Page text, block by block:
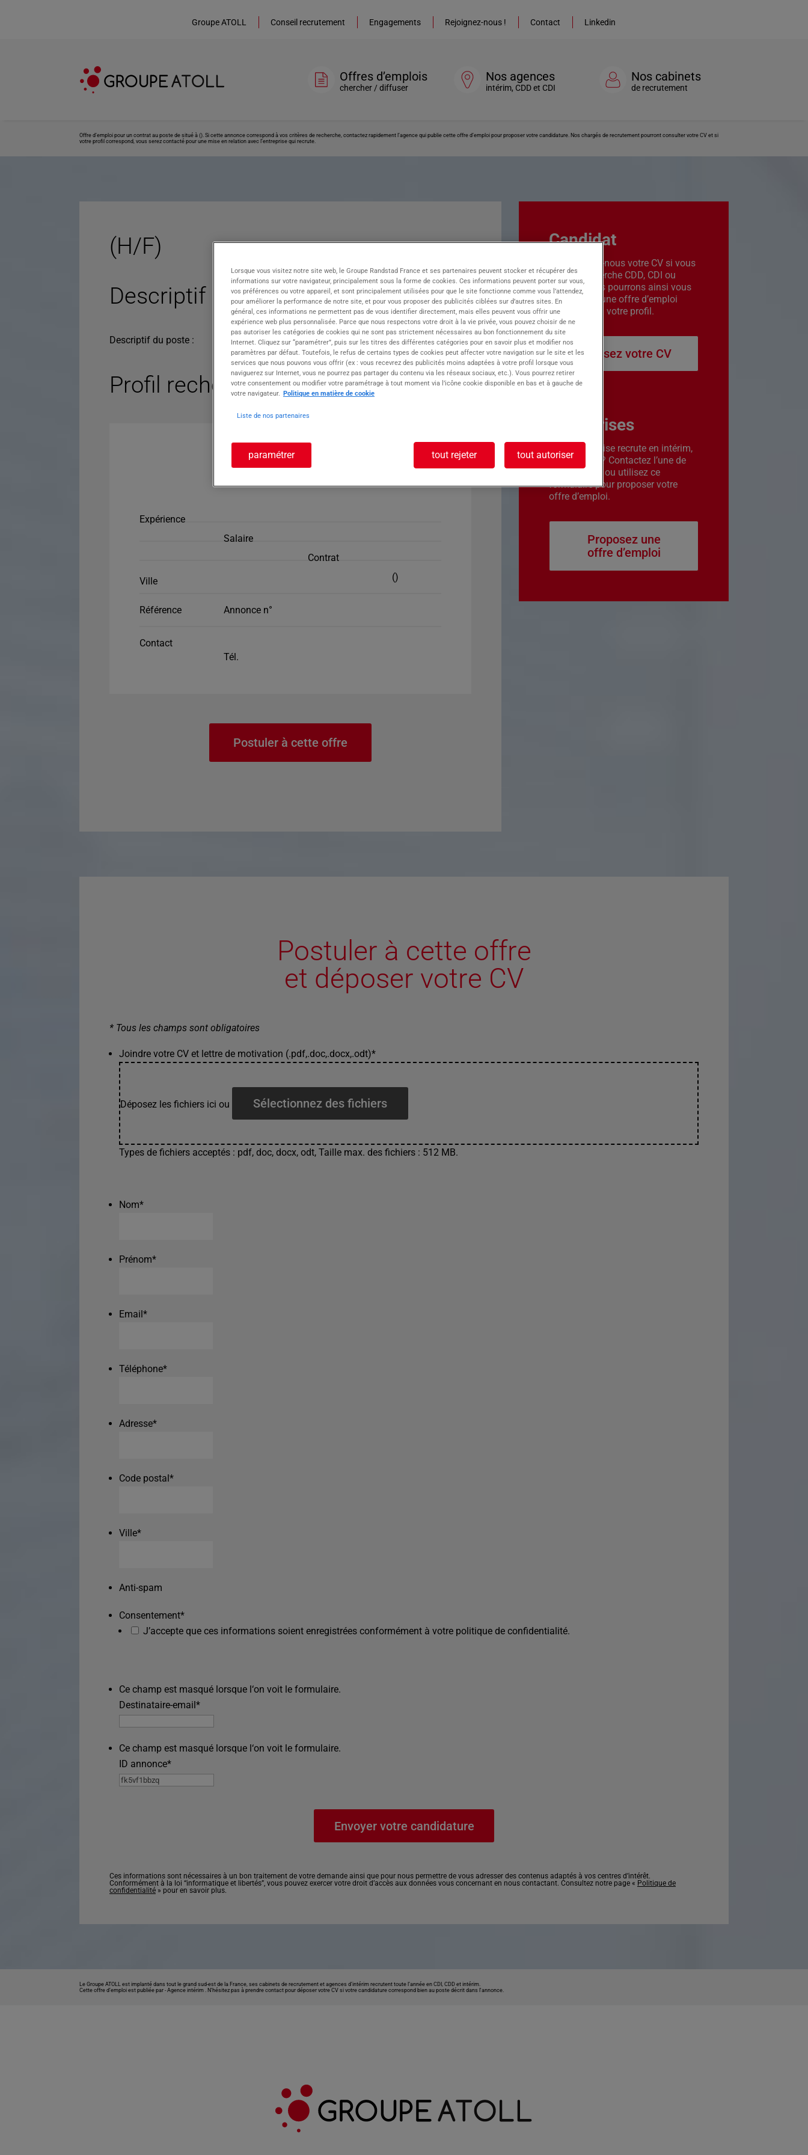
Groupe ATOLL Conseil recrutement Engagements Rejoignez-nous ! Contact Linkedin
Offres d’emplois
chercher / diffuser
Nos agences
intérim, CDD et CDI
Nos cabinets
de recrutement
Offre d’emploi pour un contrat au poste de situé à (). Si cette annonce correspond à vos critères de recherche, contactez rapidement l’agence qui publie cette offre d’emploi pour proposer votre candidature. Nos chargés de recrutement pourront consulter votre CV et si
votre profil correspond, vous serez contacté pour une mise en relation avec l’entreprise qui recrute.
(H/F)
Descriptif du poste :
Descriptif du poste :
Profil recherché
Expérience
Salaire
Contrat
Ville ()
Référence Annonce n°
Contact
Tél.
Postuler à cette offre
Candidat
Transmettez-nous votre CV si vous
êtes en recherche CDD, CDI ou
intérim. Nous pourrons ainsi vous
contacter si une offre d’emploi
correspond à votre profil.
Déposez votre CV
Entreprises
Votre entreprise recrute en intérim,
CDD ou CDI ? Contactez l’une de
nos agences ou utilisez ce
formulaire pour proposer votre
offre d’emploi.
Proposez une
offre d’emploi
Postuler à cette offre
et déposer votre CV
* Tous les champs sont obligatoires
Joindre votre CV et lettre de motivation (.pdf,.doc,.docx,.odt)*
Déposez les fichiers ici ou Sélectionnez des fichiers
Types de fichiers acceptés : pdf, doc, docx, odt, Taille max. des fichiers : 512 MB.
Nom*
Prénom*
Email*
Téléphone*
Adresse*
Code postal*
Ville*
Anti-spam
Consentement*
J’accepte que ces informations soient enregistrées conformément à votre politique de confidentialité.
Ce champ est masqué lorsque l‘on voit le formulaire.
Destinataire-email*
Ce champ est masqué lorsque l‘on voit le formulaire.
ID annonce*
Ces informations sont nécessaires à un bon traitement de votre demande ainsi que pour nous permettre de vous adresser des contenus adaptés à vos centres d’intérêt.
Conformément à la loi “informatique et libertés”, vous pouvez exercer votre droit d’accès aux données vous concernant en nous contactant. Consultez notre page « Politique de
confidentialité » pour en savoir plus.
Le Groupe ATOLL est implanté dans tout le grand sud-est de la France, ses cabinets de recrutement et agences d’intérim recrutent toute l’année en CDI, CDD et intérim.
Cette offre d’emploi est publiée par -Agence intérim . N’hésitez pas à prendre contact pour déposer votre CV si votre candidature correspond bien au poste décrit dans l'annonce.
Lorsque vous visitez notre site web, le Groupe Randstad France et ses partenaires peuvent stocker et récupérer des
informations sur votre navigateur, principalement sous la forme de cookies. Ces informations peuvent porter sur vous,
vos préférences ou votre appareil, et sont principalement utilisées pour que le site fonctionne comme vous l’attendez,
pour améliorer la performance de notre site, et pour vous proposer des publicités ciblées sur d’autres sites. En
général, ces informations ne permettent pas de vous identifier directement, mais elles peuvent vous offrir une
expérience web plus personnalisée. Parce que nous respectons votre droit à la vie privée, vous pouvez choisir de ne
pas autoriser les catégories de cookies qui ne sont pas strictement nécessaires au bon fonctionnement du site
Internet. Cliquez sur “paramétrer”, puis sur les titres des différentes catégories pour en savoir plus et modifier nos
paramètres par défaut. Toutefois, le refus de certains types de cookies peut affecter votre navigation sur le site et les
services que nous pouvons vous offrir (ex : vous recevrez des publicités moins adaptées à votre profil lorsque vous
naviguerez sur Internet, vous ne pourrez pas partager du contenu via les réseaux sociaux, etc.). Vous pourrez retirer
votre consentement ou modifier votre paramétrage à tout moment via l’icône cookie disponible en bas et à gauche de
votre navigateur. Politique en matière de cookie
Liste de nos partenaires
paramétrer tout rejeter tout autoriser